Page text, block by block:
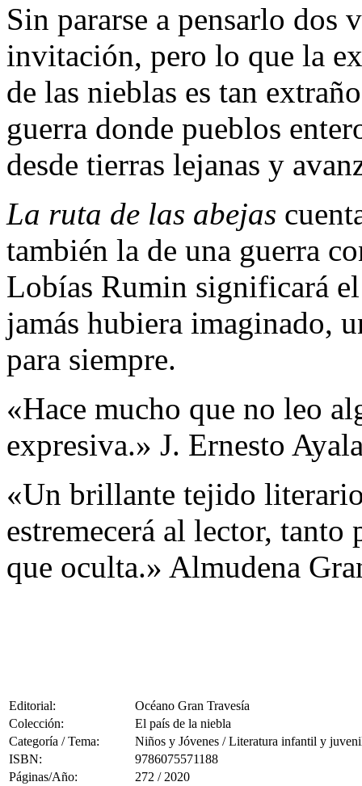
Sin pararse a pensarlo dos
invitación, pero lo que la
de las nieblas es tan
guerra donde pueblos
desde tierras lejanas y
La ruta de las abejas
también la de una guerra
Lobías Rumin significará
jamás hubiera imaginado,
para siempre.
«Hace mucho que no leo
expresiva.» J. Ernesto
«Un brillante tejido
estremecerá al lector,
que oculta.» Almudena
Editorial:
Océano Gran Travesía
Colección:
El país de la niebla
Categoría / Tema:
Niños y Jóvenes / Literatura infantil y
ISBN:
9786075571188
Páginas/Año:
272 / 2020